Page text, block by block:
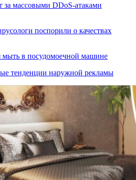
за массовыми DDoS-атаками
поспорили о качествах
мыть в посудомоечной машине
тенденции наружной рекламы